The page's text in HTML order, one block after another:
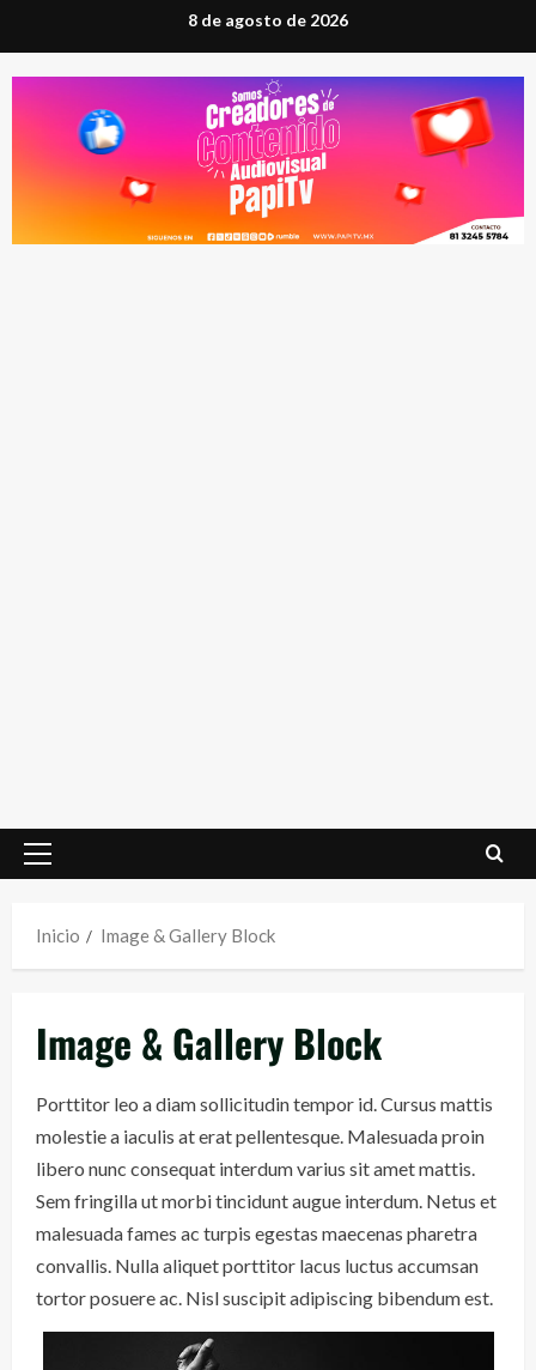
al
contenido
8 de agosto de 2026
Menú
Inicio
Image & Gallery Block
Image & Gallery Block
Porttitor leo a diam sollicitudin tempor id. Cursus mattis
molestie a iaculis at erat pellentesque. Malesuada proin
libero nunc consequat interdum varius sit amet mattis.
Sem fringilla ut morbi tincidunt augue interdum. Netus et
malesuada fames ac turpis egestas maecenas pharetra
convallis. Nulla aliquet porttitor lacus luctus accumsan
tortor posuere ac. Nisl suscipit adipiscing bibendum est.